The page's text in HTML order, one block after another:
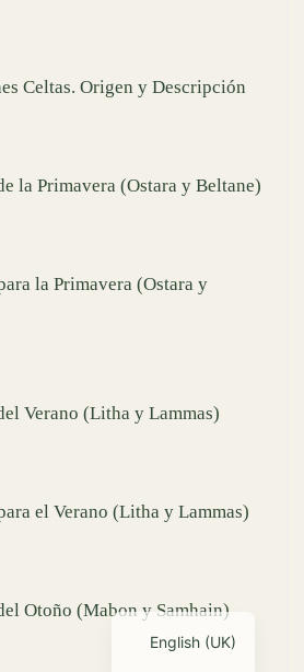
Celtas. Origen y Descripción
la Primavera (Ostara y Beltane)
la Primavera (Ostara y
Verano (Litha y Lammas)
el Verano (Litha y Lammas)
Otoño (Mabon y Samhain)
English (UK)